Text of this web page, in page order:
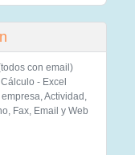
con email)
- Excel
Actividad,
Fax, Email y Web